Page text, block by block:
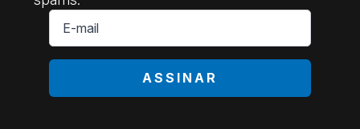
E-
mail
ASSINAR